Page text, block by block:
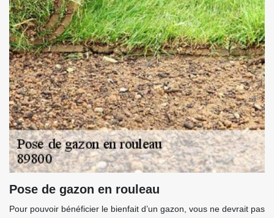
Pose de gazon en rouleau
Pour pouvoir bénéficier le bienfait d’un gazon, vous ne devrait pas